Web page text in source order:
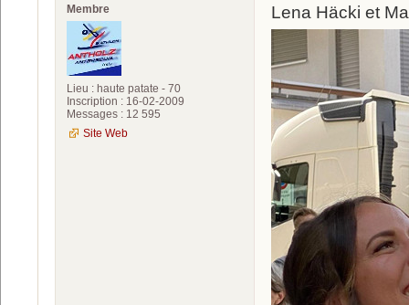
Membre
Lieu : haute patate - 70
Inscription : 16-02-2009
Messages : 12 595
Site Web
Lena Häcki et